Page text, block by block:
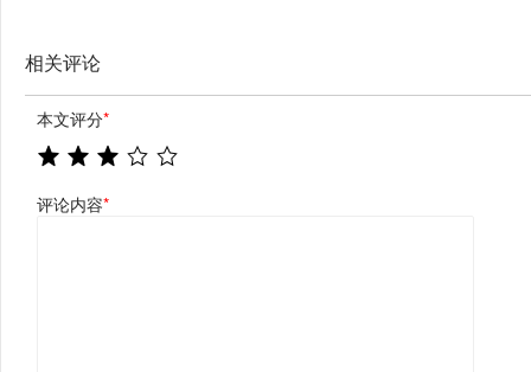
相关评论
本文评分*
评论内容*